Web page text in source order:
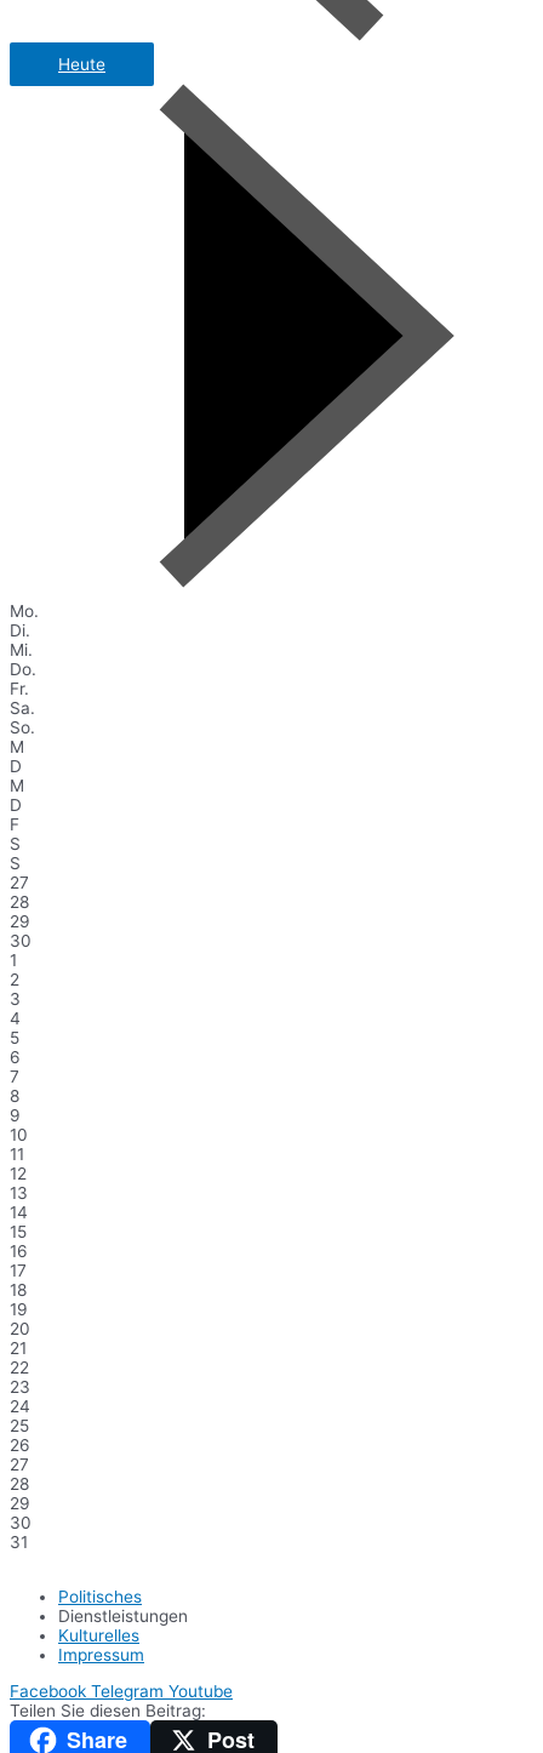
Heute
Mo.
Di.
Mi.
Do.
Fr.
Sa.
So.
M
D
M
D
F
S
S
27
28
29
30
1
2
3
4
5
6
7
8
9
10
11
12
13
14
15
16
17
18
19
20
21
22
23
24
25
26
27
28
29
30
31
Politisches
Dienstleistungen
Kulturelles
Impressum
Facebook Telegram Youtube
Teilen Sie diesen Beitrag:
Share Post